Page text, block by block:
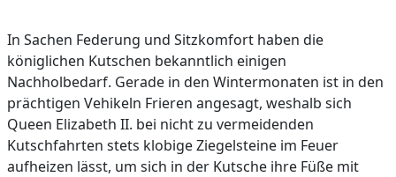
In Sachen Federung und Sitzkomfort haben die
königlichen Kutschen bekanntlich einigen
Nachholbedarf. Gerade in den Wintermonaten ist in den
prächtigen Vehikeln Frieren angesagt, weshalb sich
Queen Elizabeth II. bei nicht zu vermeidenden
Kutschfahrten stets klobige Ziegelsteine im Feuer
aufheizen lässt, um sich in der Kutsche ihre Füße mit